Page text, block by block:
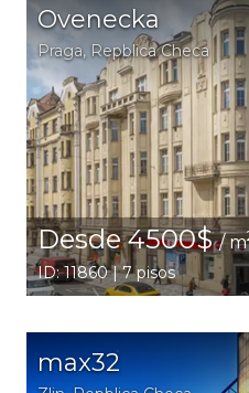
Ovenecka
Praga, Repblica Checa
Desde 4500$/ m
ID: 11860 | 7 pisos
max32